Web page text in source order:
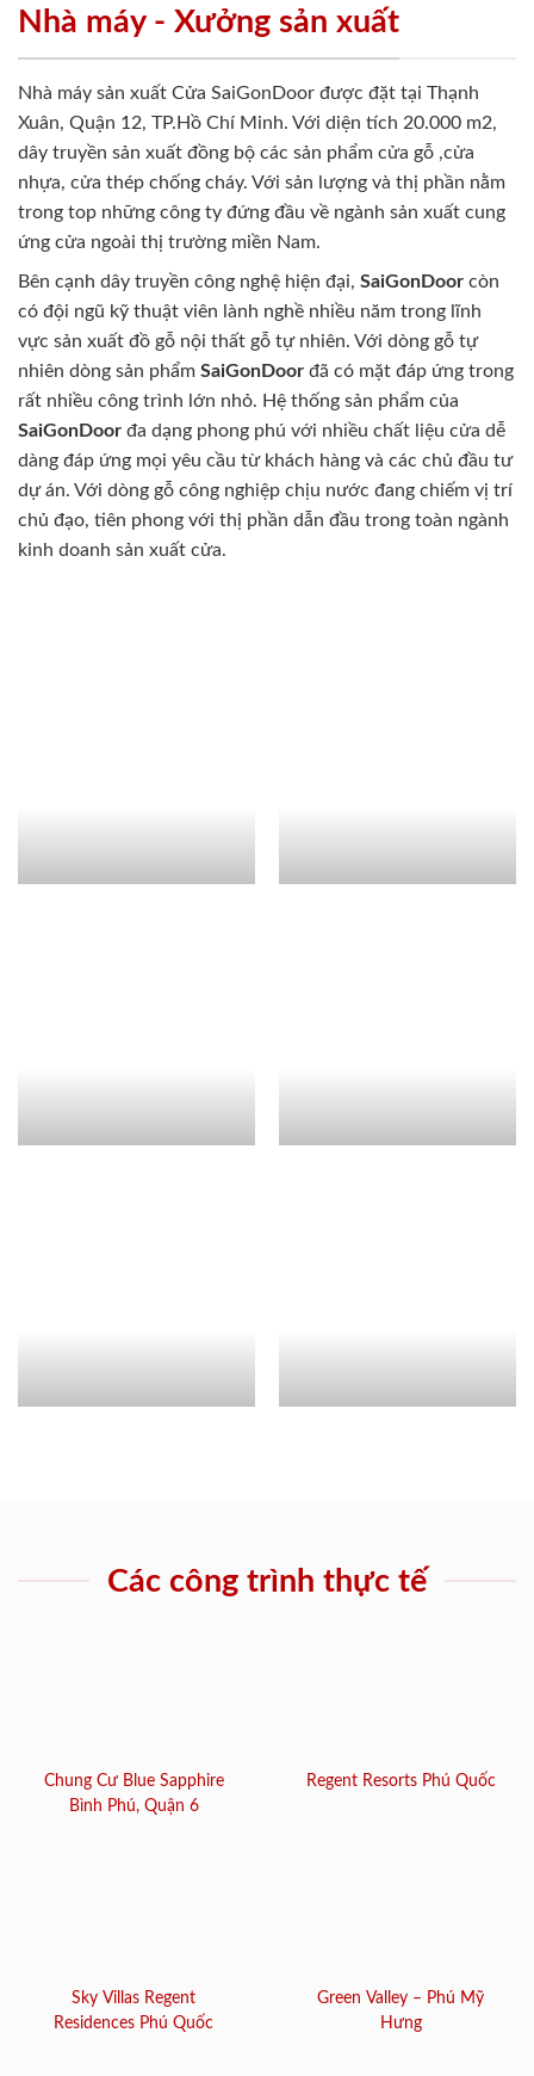
Nhà máy - Xưởng sản xuất
Nhà máy sản xuất Cửa SaiGonDoor được đặt tại Thạnh
Xuân, Quận 12, TP.Hồ Chí Minh. Với diện tích 20.000 m2,
dây truyền sản xuất đồng bộ các sản phẩm cửa gỗ ,cửa
nhựa, cửa thép chống cháy. Với sản lượng và thị phần nằm
trong top những công ty đứng đầu về ngành sản xuất cung
ứng cửa ngoài thị trường miền Nam.
Bên cạnh dây truyền công nghệ hiện đại, SaiGonDoor còn
có đội ngũ kỹ thuật viên lành nghề nhiều năm trong lĩnh
vực sản xuất đồ gỗ nội thất gỗ tự nhiên. Với dòng gỗ tự
nhiên dòng sản phẩm SaiGonDoor đã có mặt đáp ứng trong
rất nhiều công trình lớn nhỏ. Hệ thống sản phẩm của
SaiGonDoor đa dạng phong phú với nhiều chất liệu cửa dễ
dàng đáp ứng mọi yêu cầu từ khách hàng và các chủ đầu tư
dự án. Với dòng gỗ công nghiệp chịu nước đang chiếm vị trí
chủ đạo, tiên phong với thị phần dẫn đầu trong toàn ngành
kinh doanh sản xuất cửa.
Các công trình thực tế
Chung Cư Blue Sapphire
Bình Phú, Quận 6
Regent Resorts Phú Quốc
Sky Villas Regent
Residences Phú Quốc
Green Valley – Phú Mỹ
Hưng